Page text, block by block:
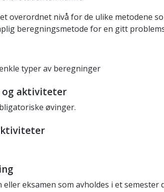
overordnet nivå for de ulike metodene
beregningsmetode for en gitt
typer av beregninger
aktiviteter
øvinger.
eller eksamen som avholdes i et